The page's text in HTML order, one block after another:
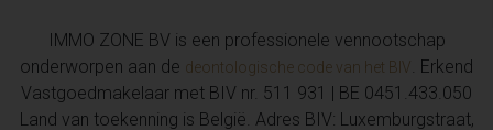
IMMO ZONE BV is een professionele vennootschap
onderworpen aan de deontologische code van het BIV
. Erkend
Vastgoedmakelaar met BIV nr. 511 931 | BE 0451.433.050
Land van toekenning is België. Adres BIV: Luxemburgstraat,